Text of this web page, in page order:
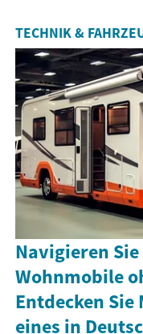
TECHNIK &
Navigieren
Wohnmobile
Entdecken
eines in